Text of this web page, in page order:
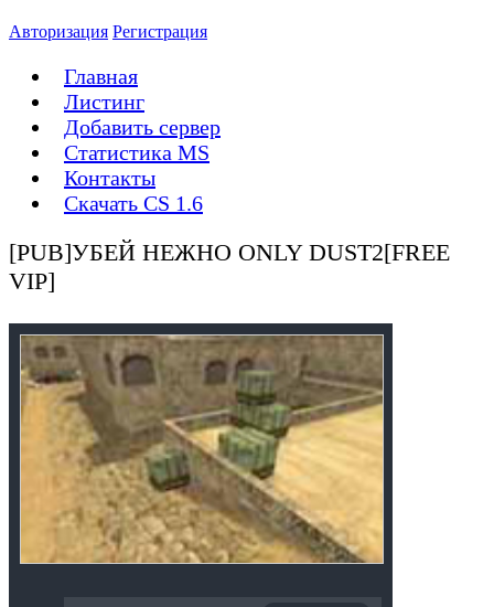
Авторизация Регистрация
Главная
Листинг
Добавить сервер
Статистика MS
Контакты
Скачать CS 1.6
[PUB]УБЕЙ НЕЖНО ONLY DUST2[FREE
VIP]